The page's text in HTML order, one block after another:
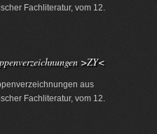
Fachliteratur, vom 12.
>ZY<
aus
Fachliteratur, vom 12.